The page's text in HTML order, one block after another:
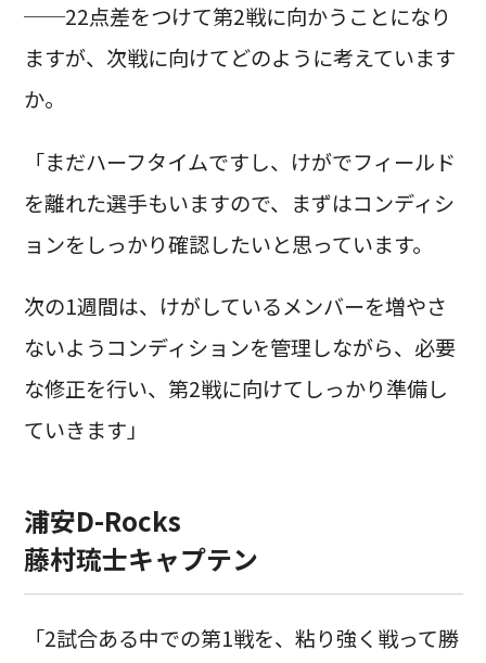
──22点差をつけて第2戦に向かうことになり
ますが、次戦に向けてどのように考えています
か。
「まだハーフタイムですし、けがでフィールド
を離れた選手もいますので、まずはコンディシ
ョンをしっかり確認したいと思っています。
次の1週間は、けがしているメンバーを増やさ
ないようコンディションを管理しながら、必要
な修正を行い、第2戦に向けてしっかり準備し
ていきます」
浦安D-Rocks
藤村琉士キャプテン
「2試合ある中での第1戦を、粘り強く戦って勝